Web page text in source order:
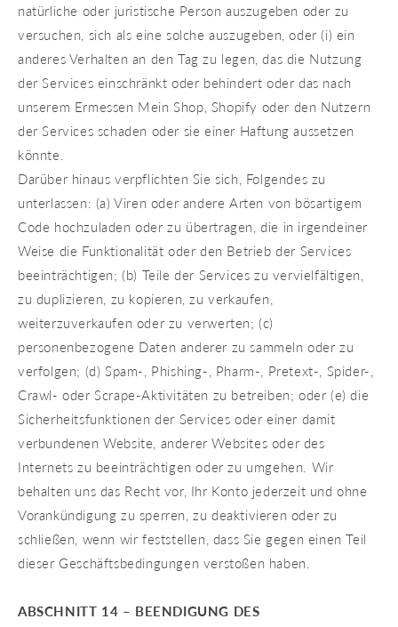
natürliche oder juristische Person auszugeben oder zu
versuchen, sich als eine solche auszugeben, oder (i) ein
anderes Verhalten an den Tag zu legen, das die Nutzung
der Services einschränkt oder behindert oder das nach
unserem Ermessen Mein Shop, Shopify oder den Nutzern
der Services schaden oder sie einer Haftung aussetzen
könnte.
Darüber hinaus verpflichten Sie sich, Folgendes zu
unterlassen: (a) Viren oder andere Arten von bösartigem
Code hochzuladen oder zu übertragen, die in irgendeiner
Weise die Funktionalität oder den Betrieb der Services
beeinträchtigen; (b) Teile der Services zu vervielfältigen,
zu duplizieren, zu kopieren, zu verkaufen,
weiterzuverkaufen oder zu verwerten; (c)
personenbezogene Daten anderer zu sammeln oder zu
verfolgen; (d) Spam-, Phishing-, Pharm-, Pretext-, Spider-,
Crawl- oder Scrape-Aktivitäten zu betreiben; oder (e) die
Sicherheitsfunktionen der Services oder einer damit
verbundenen Website, anderer Websites oder des
Internets zu beeinträchtigen oder zu umgehen. Wir
behalten uns das Recht vor, Ihr Konto jederzeit und ohne
Vorankündigung zu sperren, zu deaktivieren oder zu
schließen, wenn wir feststellen, dass Sie gegen einen Teil
dieser Geschäftsbedingungen verstoßen haben.
ABSCHNITT 14 – BEENDIGUNG DES